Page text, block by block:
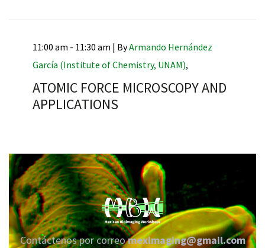
11:00 am - 11:30 am | ByArmando Hernández
García (Institute of Chemistry, UNAM),
ATOMIC FORCE MICROSCOPY AND
APPLICATIONS
Contáctenos por correomeximaging@gmail.com